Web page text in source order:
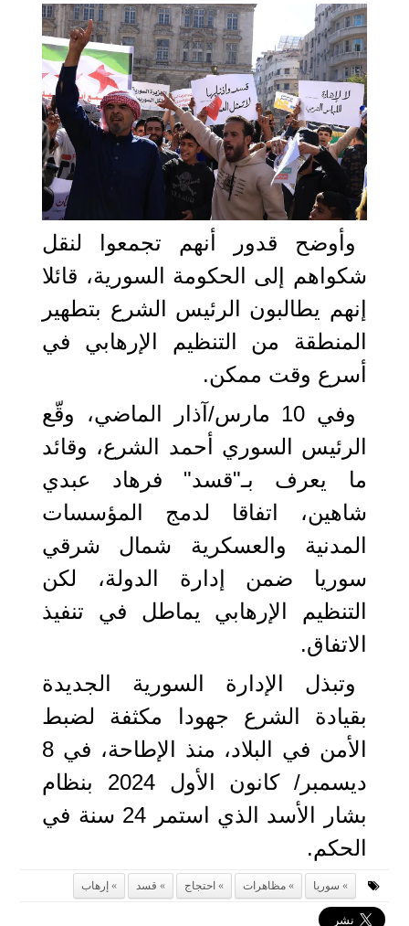
وأوضح قدور أنهم تجمعوا لنقل
شكواهم إلى الحكومة السورية، قائلا
إنهم يطالبون الرئيس الشرع بتطهير
المنطقة من التنظيم الإرهابي في
أسرع وقت ممكن.
وفي 10 مارس/آذار الماضي، وقّع
الرئيس السوري أحمد الشرع، وقائد
ما يعرف بـ"قسد" فرهاد عبدي
شاهين، اتفاقا لدمج المؤسسات
المدنية والعسكرية شمال شرقي
سوريا ضمن إدارة الدولة، لكن
التنظيم الإرهابي يماطل في تنفيذ
الاتفاق.
وتبذل الإدارة السورية الجديدة
بقيادة الشرع جهودا مكثفة لضبط
الأمن في البلاد، منذ الإطاحة، في 8
ديسمبر/ كانون الأول 2024 بنظام
بشار الأسد الذي استمر 24 سنة في
الحكم.
سوريا مظاهرات احتجاج قسد إرهاب